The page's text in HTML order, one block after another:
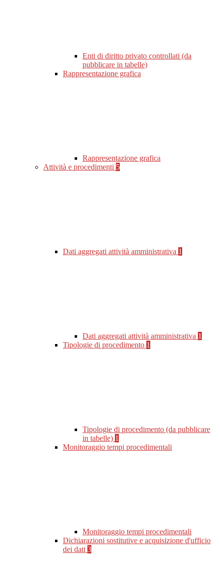
Enti di diritto privato controllati (da
pubblicare in tabelle)
Rappresentazione grafica
Rappresentazione grafica
Attività e procedimenti 5
Dati aggregati attività amministrativa 1
Dati aggregati attività amministrativa 1
Tipologie di procedimento 1
Tipologie di procedimento (da pubblicare
in tabelle) 1
Monitoraggio tempi procedimentali
Monitoraggio tempi procedimentali
Dichiarazioni sostitutive e acquisizione d'ufficio
dei dati 3